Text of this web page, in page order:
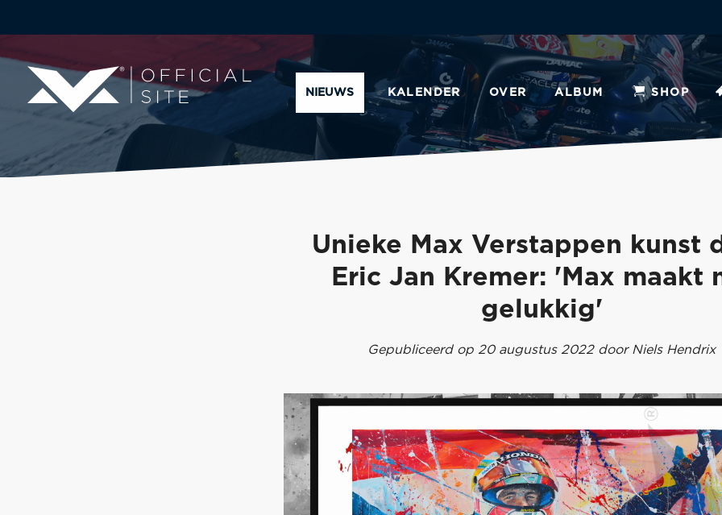
NIEUWS KALENDER OVER ALBUM SHOP
Unieke Max Verstappen kunst
Eric Jan Kremer: 'Max maakt
gelukkig'
Gepubliceerd op 20 augustus 2022 door Niels Hendrix